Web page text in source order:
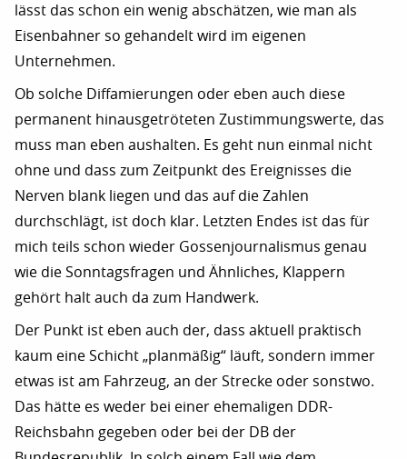
lässt das schon ein wenig abschätzen, wie man als
Eisenbahner so gehandelt wird im eigenen
Unternehmen.
Ob solche Diffamierungen oder eben auch diese
permanent hinausgetröteten Zustimmungswerte, das
muss man eben aushalten. Es geht nun einmal nicht
ohne und dass zum Zeitpunkt des Ereignisses die
Nerven blank liegen und das auf die Zahlen
durchschlägt, ist doch klar. Letzten Endes ist das für
mich teils schon wieder Gossenjournalismus genau
wie die Sonntagsfragen und Ähnliches, Klappern
gehört halt auch da zum Handwerk.
Der Punkt ist eben auch der, dass aktuell praktisch
kaum eine Schicht „planmäßig“ läuft, sondern immer
etwas ist am Fahrzeug, an der Strecke oder sonstwo.
Das hätte es weder bei einer ehemaligen DDR-
Reichsbahn gegeben oder bei der DB der